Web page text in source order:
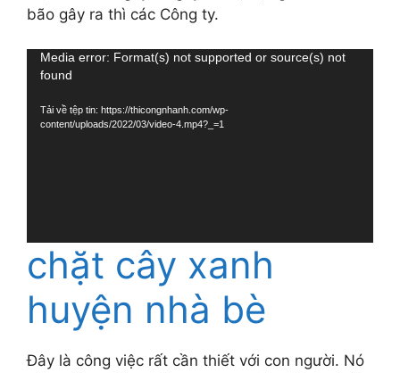
bão gây ra thì các Công ty.
Trình
chơi
Video
Media error: Format(s) not supported or source(s) not
found
Tải về tệp tin: https://thicongnhanh.com/wp-
content/uploads/2022/03/video-4.mp4?_=1
chặt cây xanh
huyện nhà bè
Đây là công việc rất cần thiết với con người. Nó